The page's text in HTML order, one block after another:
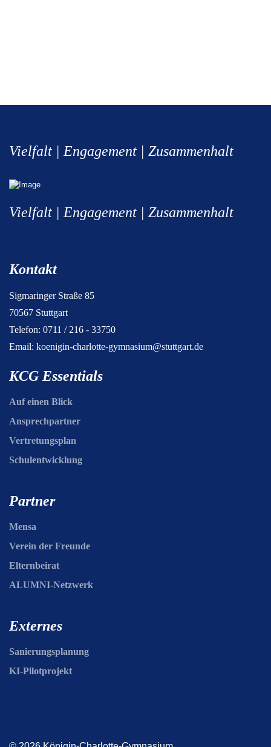
Vielfalt | Engagement | Zusammenhalt
Vielfalt | Engagement | Zusammenhalt
Kontakt
Sigmaringer Straße 85
70567 Stuttgart
Telefon: 0711 / 216 - 33750
Email: koenigin-charlotte-gymnasium@stuttgart.de
KCG Essentials
Auf einen Blick
Ansprechpartner
Vertretungsplan
Schulentwicklung
Partner
Mensa
Verein der Freunde
Elternbeirat
ALUMNI-Netzwerk
Externes
Sanierungsplanung
KI-Pilotprojekt